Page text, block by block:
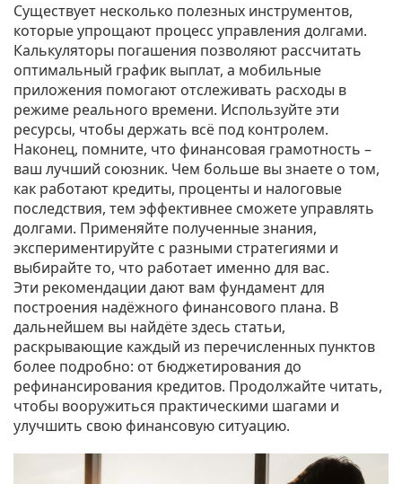
Существует несколько полезных инструментов,
которые упрощают процесс управления долгами.
Калькуляторы погашения позволяют рассчитать
оптимальный график выплат, а мобильные
приложения помогают отслеживать расходы в
режиме реального времени. Используйте эти
ресурсы, чтобы держать всё под контролем.
Наконец, помните, что финансовая грамотность –
ваш лучший союзник. Чем больше вы знаете о том,
как работают кредиты, проценты и налоговые
последствия, тем эффективнее сможете управлять
долгами. Применяйте полученные знания,
экспериментируйте с разными стратегиями и
выбирайте то, что работает именно для вас.
Эти рекомендации дают вам фундамент для
построения надёжного финансового плана. В
дальнейшем вы найдёте здесь статьи,
раскрывающие каждый из перечисленных пунктов
более подробно: от бюджетирования до
рефинансирования кредитов. Продолжайте читать,
чтобы вооружиться практическими шагами и
улучшить свою финансовую ситуацию.